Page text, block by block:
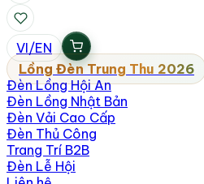
VI/EN
Lồng Đèn Trung Thu 2026
Đèn Lồng Hội An
Đèn Lồng Nhật Bản
Đèn Vải Cao Cấp
Đèn Thủ Công
Trang Trí B2B
Đèn Lễ Hội